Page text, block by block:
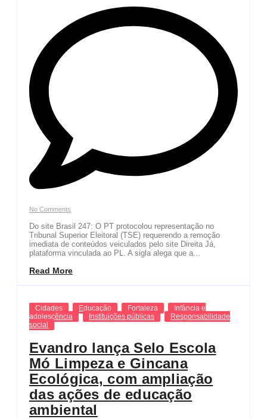
No Comments
Do site Brasil 247: O PT protocolou representação no
Tribunal Superior Eleitoral (TSE) requerendo a remoção
imediata de conteúdos veiculados pelo site Direita Já,
plataforma vinculada ao PL. A sigla alega que a...
Read More
Cidades Educação Fortaleza
Infância e
adolescência
Instituições públicas
Responsabilidade
social
Evandro lança Selo Escola
Mó Limpeza e Gincana
Ecológica, com ampliação
das ações de educação
ambiental